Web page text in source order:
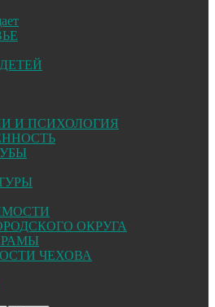
И ПСИХОЛОГИЯ
ОКРУГА
ЧЕХОВА